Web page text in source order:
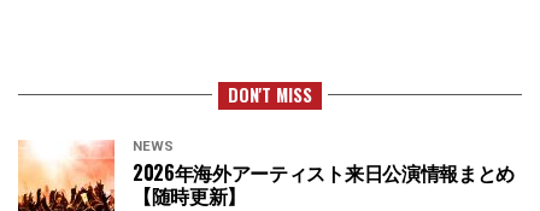
DON'T MISS
NEWS
2026年海外アーティスト来日公演情報まとめ
【随時更新】